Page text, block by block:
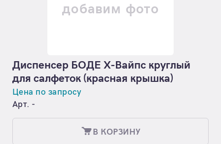
добавим фото
Диспенсер БОДЕ Х-Вайпс круглый
для салфеток (красная крышка)
Цена по запросу
Арт. -
В КОРЗИНУ